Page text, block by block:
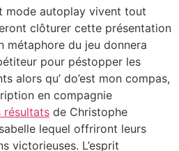
mode autoplay vivent tout
clôturer cette présentation
métaphore du jeu donnera
pour péstopper les
alors qu’ do’est mon compas,
en compagnie
résultats de Christophe
lequel offriront leurs
victorieuses. L’esprit